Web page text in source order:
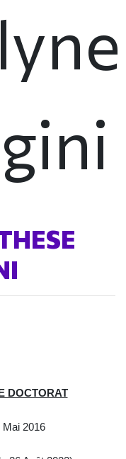
DOCTORAT
Mai 2016